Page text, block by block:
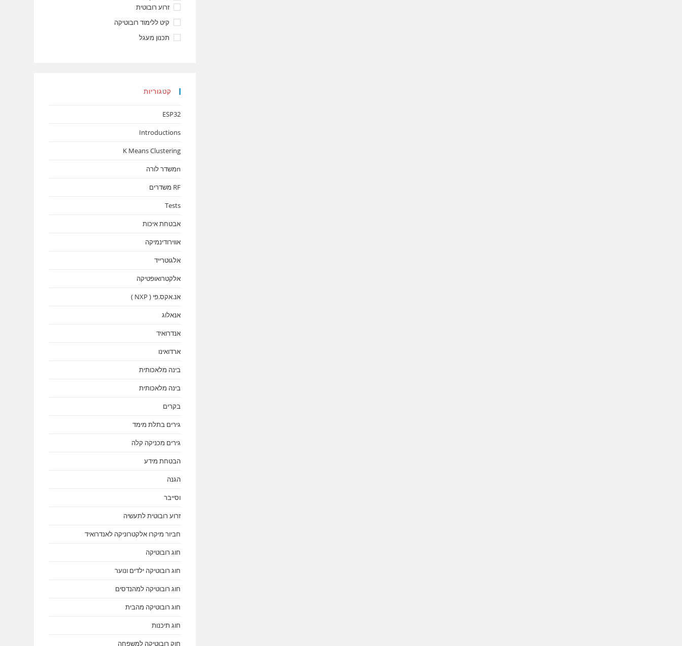
זרוע רובוטית
קיט ללימוד רובוטיקה
תכנון מעגל
קטגוריות
ESP32
Introductions
K Means Clustering
nמשדר לורה
RF משדרים
Tests
אבטחת איכות
אווירודינמיקה
אלגוטרייד
אלקטרואופטיקה
אנ.אקס.פי ( NXP )
אנאלוג
אנדרואיד
ארדואינו
בינה מלאכותית
בינה מלאכותית
בקרים
גירים בתלת מימד
גירים מכניקה קלה
הבטחת מידע
הגנה
וסייבר
זרוע רובוטית לתעשיה
חביור מיקרו אלקטרוניקה לאנדרואיד
חוג רובוטיקה
חוג רובוטיקה ילדים ונוער
חוג רובוטיקה למהנדסים
חוג רובוטיקה מהבית
חוג תיכנות
חוק רובוטיקה למשפחה